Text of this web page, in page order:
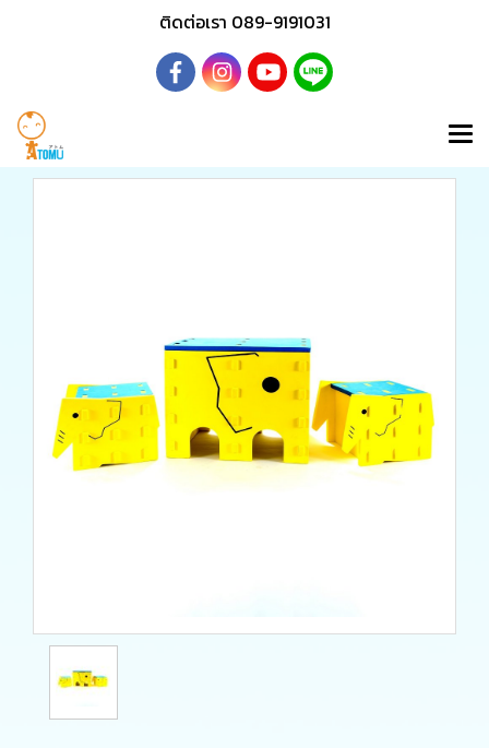
ติดต่อเรา 089-9191031